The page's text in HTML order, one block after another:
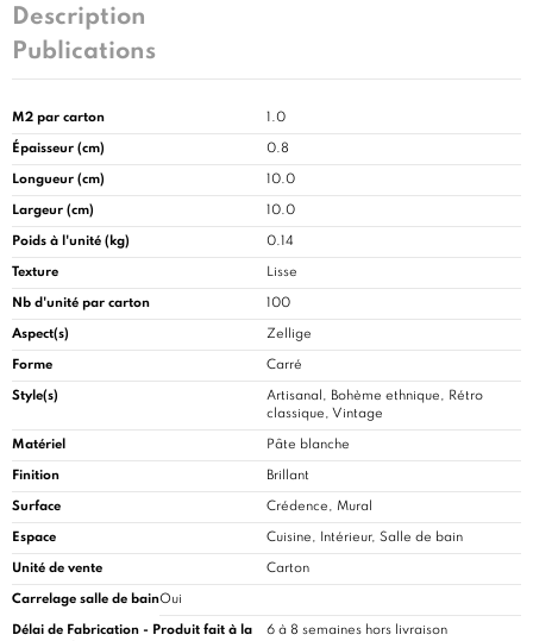
Description
Publications
M2 par carton 1.0
Épaisseur (cm) 0.8
Longueur (cm) 10.0
Largeur (cm) 10.0
Poids à l'unité (kg) 0.14
Texture Lisse
Nb d'unité par carton 100
Aspect(s) Zellige
Forme Carré
Style(s)
Artisanal, Bohème ethnique, Rétro
classique, Vintage
Matériel Pâte blanche
Finition Brillant
Surface Crédence, Mural
Espace Cuisine, Intérieur, Salle de bain
Unité de vente Carton
Carrelage salle de bainOui
Délai de Fabrication - Produit fait à la
6 à 8 semaines hors livraison